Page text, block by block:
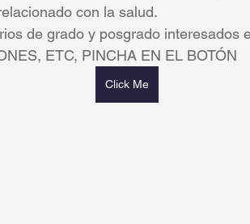
con la salud.
de grado y posgrado interesados
ETC, PINCHA EN EL BOTÓN
Click Me